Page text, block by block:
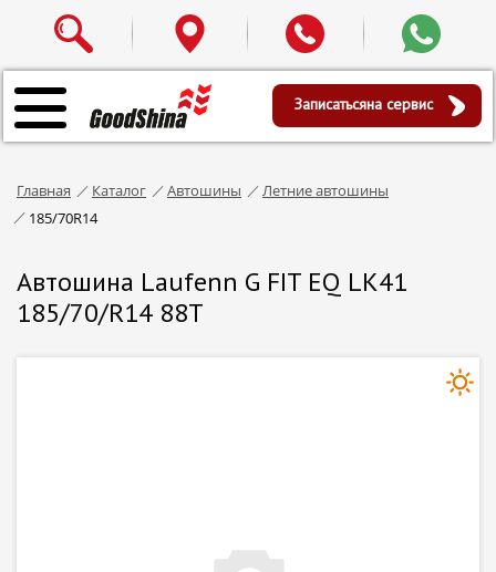
Записатьсяна сервис
Главная Каталог Автошины
Летние автошины
185/70R14
Автошина Laufenn G FIT EQ LK41
185/70/R14 88T